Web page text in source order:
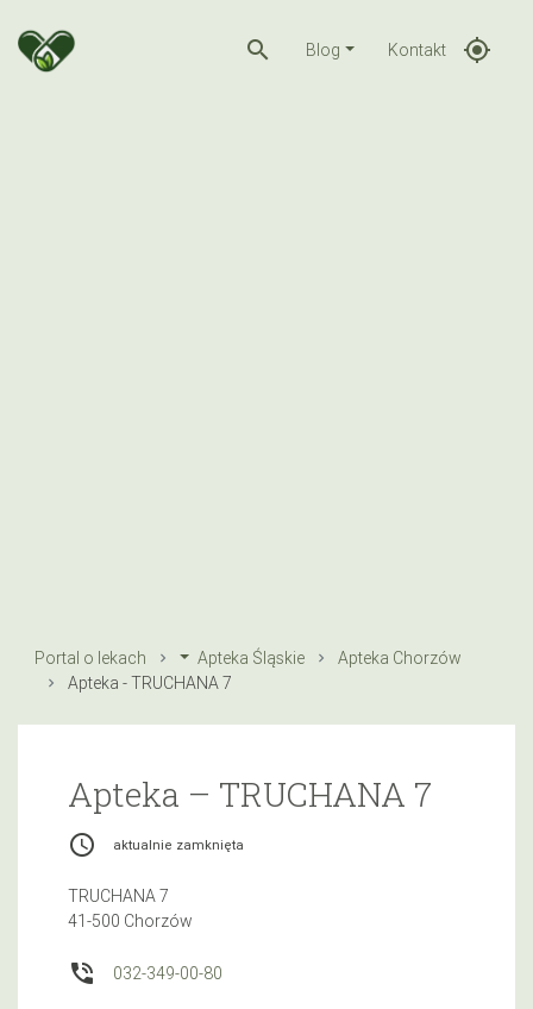
search Blog Kontakt gps_fixed
Portal o lekach Apteka Śląskie
Apteka Chorzów
Apteka - TRUCHANA 7
Apteka – TRUCHANA 7
access_time aktualnie zamknięta
TRUCHANA 7
41-500 Chorzów
phone_in_talk 032-349-00-80